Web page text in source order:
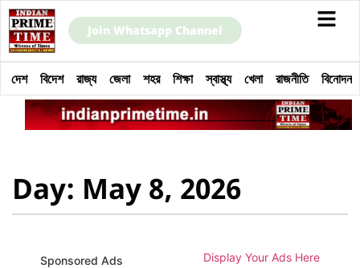
Join Whatsapp Channel
দেশ বিদেশ রাজ্য জেলা শহর শিক্ষা স্বাস্থ্য খেলা রাজনীতি বিনোদন
Day: May 8, 2026
Sponsored Ads Display Your Ads Here